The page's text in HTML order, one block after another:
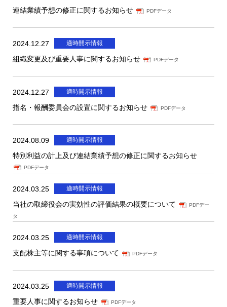
連結業績予想の修正に関するお知らせ PDFデータ
2024.12.27 適時開示情報
組織変更及び重要人事に関するお知らせ PDFデータ
2024.12.27 適時開示情報
指名・報酬委員会の設置に関するお知らせ PDFデータ
2024.08.09 適時開示情報
特別利益の計上及び連結業績予想の修正に関するお知らせ
PDFデータ
2024.03.25 適時開示情報
当社の取締役会の実効性の評価結果の概要について
PDFデー
タ
2024.03.25 適時開示情報
支配株主等に関する事項について PDFデータ
2024.03.25 適時開示情報
重要人事に関するお知らせ PDFデータ